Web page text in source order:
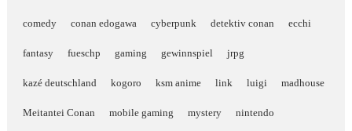
comedy conan edogawa cyberpunk detektiv conan ecchi
fantasy fueschp gaming gewinnspiel jrpg
kazé deutschland kogoro ksm anime link luigi madhouse
Meitantei Conan mobile gaming mystery nintendo